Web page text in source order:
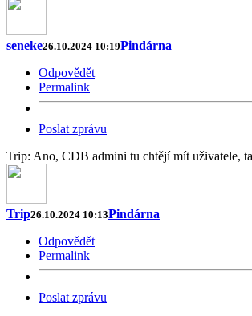
seneke26.10.2024 10:19Pindárna
Odpovědět
Permalink
Poslat zprávu
Trip: Ano, CDB admini tu chtějí mít uživatele,
Trip26.10.2024 10:13Pindárna
Odpovědět
Permalink
Poslat zprávu